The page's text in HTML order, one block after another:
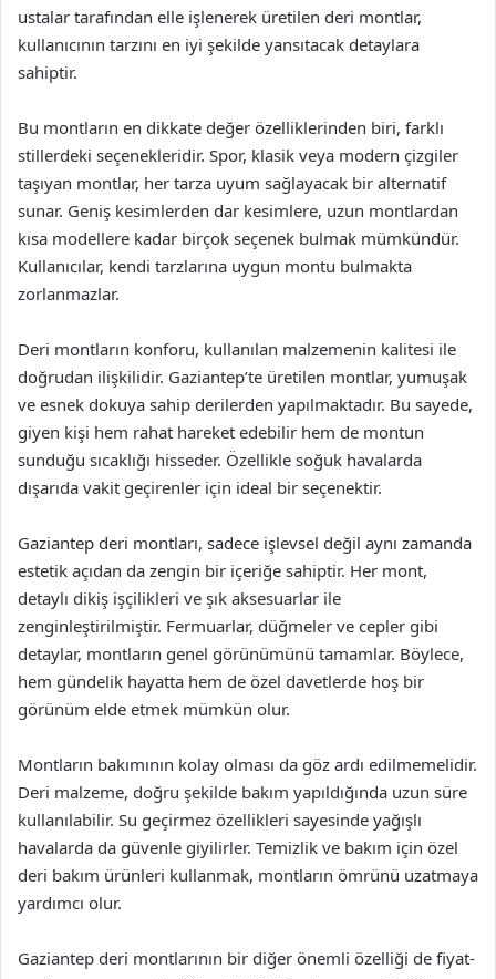
ustalar tarafından elle işlenerek üretilen deri montlar,
kullanıcının tarzını en iyi şekilde yansıtacak detaylara
sahiptir.
Bu montların en dikkate değer özelliklerinden biri, farklı
stillerdeki seçenekleridir. Spor, klasik veya modern çizgiler
taşıyan montlar, her tarza uyum sağlayacak bir alternatif
sunar. Geniş kesimlerden dar kesimlere, uzun montlardan
kısa modellere kadar birçok seçenek bulmak mümkündür.
Kullanıcılar, kendi tarzlarına uygun montu bulmakta
zorlanmazlar.
Deri montların konforu, kullanılan malzemenin kalitesi ile
doğrudan ilişkilidir. Gaziantep’te üretilen montlar, yumuşak
ve esnek dokuya sahip derilerden yapılmaktadır. Bu sayede,
giyen kişi hem rahat hareket edebilir hem de montun
sunduğu sıcaklığı hisseder. Özellikle soğuk havalarda
dışarıda vakit geçirenler için ideal bir seçenektir.
Gaziantep deri montları, sadece işlevsel değil aynı zamanda
estetik açıdan da zengin bir içeriğe sahiptir. Her mont,
detaylı dikiş işçilikleri ve şık aksesuarlar ile
zenginleştirilmiştir. Fermuarlar, düğmeler ve cepler gibi
detaylar, montların genel görünümünü tamamlar. Böylece,
hem gündelik hayatta hem de özel davetlerde hoş bir
görünüm elde etmek mümkün olur.
Montların bakımının kolay olması da göz ardı edilmemelidir.
Deri malzeme, doğru şekilde bakım yapıldığında uzun süre
kullanılabilir. Su geçirmez özellikleri sayesinde yağışlı
havalarda da güvenle giyilirler. Temizlik ve bakım için özel
deri bakım ürünleri kullanmak, montların ömrünü uzatmaya
yardımcı olur.
Gaziantep deri montlarının bir diğer önemli özelliği de fiyat-